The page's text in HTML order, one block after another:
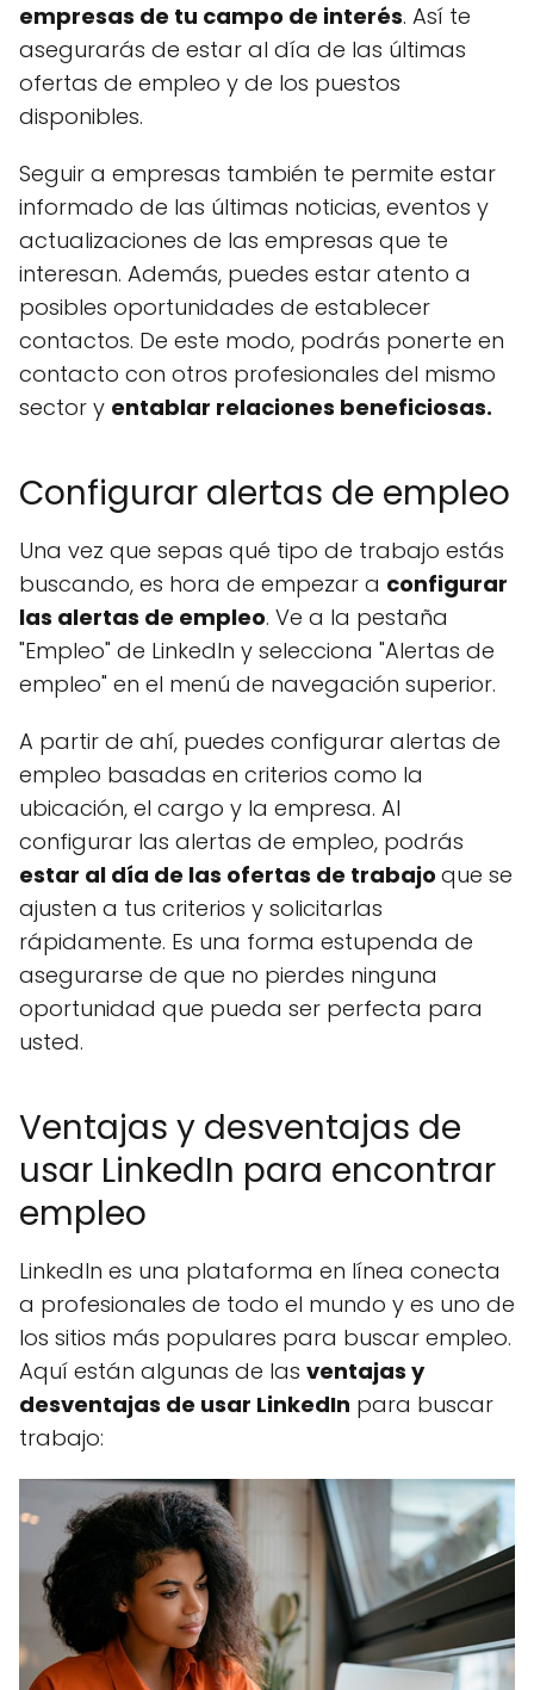
empresas de tu campo de interés. Así te
asegurarás de estar al día de las últimas
ofertas de empleo y de los puestos
disponibles.
Seguir a empresas también te permite estar
informado de las últimas noticias, eventos y
actualizaciones de las empresas que te
interesan. Además, puedes estar atento a
posibles oportunidades de establecer
contactos. De este modo, podrás ponerte en
contacto con otros profesionales del mismo
sector y entablar relaciones beneficiosas.
Configurar alertas de empleo
Una vez que sepas qué tipo de trabajo estás
buscando, es hora de empezar a configurar
las alertas de empleo. Ve a la pestaña
"Empleo" de LinkedIn y selecciona "Alertas de
empleo" en el menú de navegación superior.
A partir de ahí, puedes configurar alertas de
empleo basadas en criterios como la
ubicación, el cargo y la empresa. Al
configurar las alertas de empleo, podrás
estar al día de las ofertas de trabajo que se
ajusten a tus criterios y solicitarlas
rápidamente. Es una forma estupenda de
asegurarse de que no pierdes ninguna
oportunidad que pueda ser perfecta para
usted.
Ventajas y desventajas de
usar LinkedIn para encontrar
empleo
LinkedIn es una plataforma en línea conecta
a profesionales de todo el mundo y es uno de
los sitios más populares para buscar empleo.
Aquí están algunas de las ventajas y
desventajas de usar LinkedIn para buscar
trabajo: